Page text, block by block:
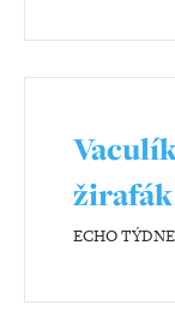
žirafák
ECHO TÝDNE